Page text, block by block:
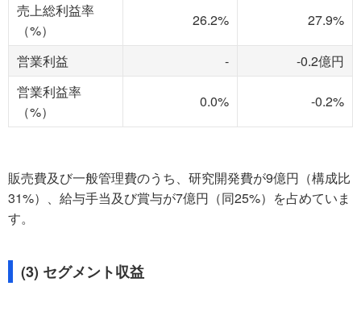
売上総利益率
（%）
26.2% 27.9%
営業利益 -
-0.2億円
営業利益率
（%）
0.0% -0.2%
販売費及び一般管理費のうち、研究開発費が9億円（構成比
31%）、給与手当及び賞与が7億円（同25%）を占めていま
す。
(3) セグメント収益